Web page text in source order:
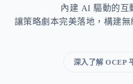
內建 AI 驅動的互
讓策略劇本完美落地，構建
深入了解 OCEP